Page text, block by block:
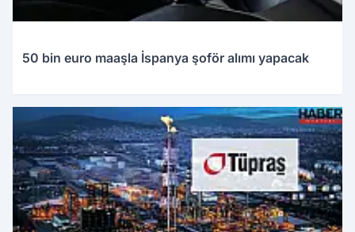
50 bin euro maaşla İspanya şoför alımı yapacak
28.03.2026 23:13